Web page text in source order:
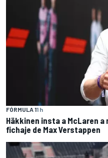
FÓRMULA 11 h
Häkkinen insta a McLaren
fichaje de Max Verstappen